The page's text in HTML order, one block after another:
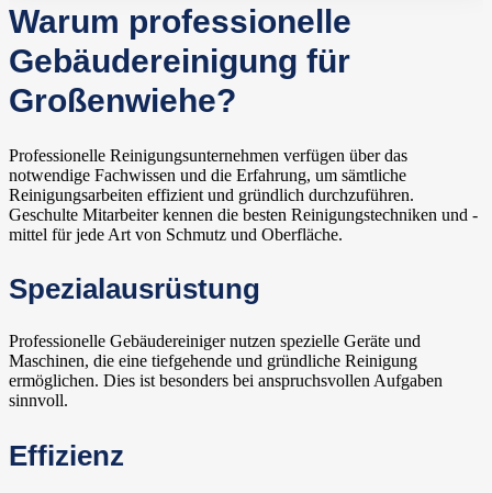
Warum professionelle
Gebäudereinigung für
Großenwiehe?
Professionelle Reinigungsunternehmen verfügen über das
notwendige Fachwissen und die Erfahrung, um sämtliche
Reinigungsarbeiten effizient und gründlich durchzuführen.
Geschulte Mitarbeiter kennen die besten Reinigungstechniken und -
mittel für jede Art von Schmutz und Oberfläche.
Spezialausrüstung
Professionelle Gebäudereiniger nutzen spezielle Geräte und
Maschinen, die eine tiefgehende und gründliche Reinigung
ermöglichen. Dies ist besonders bei anspruchsvollen Aufgaben
sinnvoll.
Effizienz